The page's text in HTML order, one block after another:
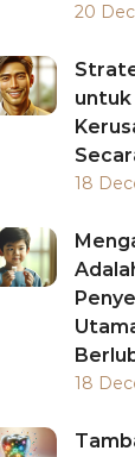
20
untuk
18
18